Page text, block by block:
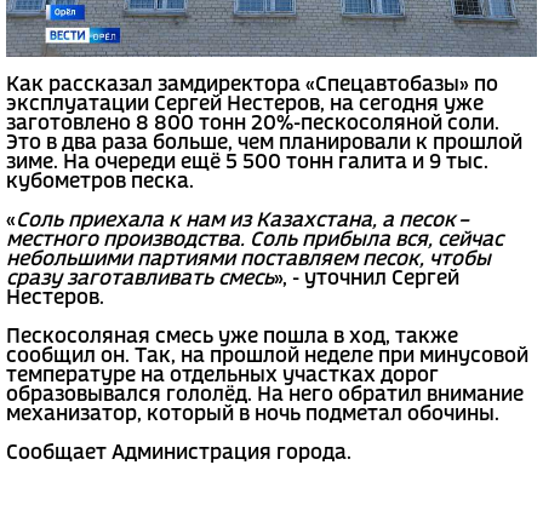
Как рассказал замдиректора «Спецавтобазы» по
эксплуатации Сергей Нестеров, на сегодня уже
заготовлено 8 800 тонн 20%-пескосоляной соли.
Это в два раза больше, чем планировали к прошлой
зиме. На очереди ещё 5 500 тонн галита и 9 тыс.
кубометров песка.
« Соль приехала к нам из Казахстана, а песок –
местного производства. Соль прибыла вся, сейчас
небольшими партиями поставляем песок, чтобы
сразу заготавливать смесь», - уточнил Сергей
Нестеров.
Пескосоляная смесь уже пошла в ход, также
сообщил он. Так, на прошлой неделе при минусовой
температуре на отдельных участках дорог
образовывался гололёд. На него обратил внимание
механизатор, который в ночь подметал обочины.
Сообщает Администрация города.